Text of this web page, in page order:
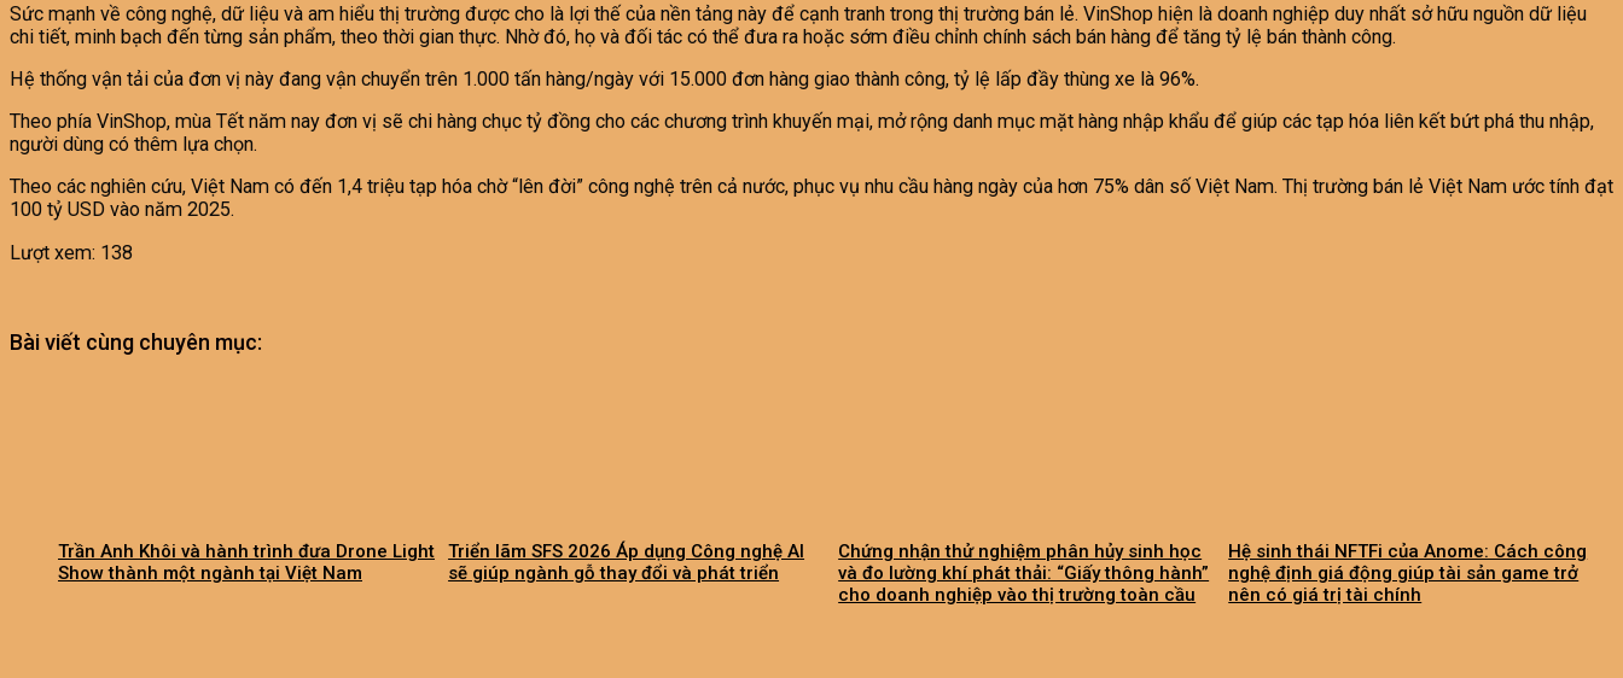
Sức mạnh về công nghệ, dữ liệu và am hiểu thị trường được cho là lợi thế của nền tảng này để cạnh tranh trong thị trường bán lẻ. VinShop hiện là doanh nghiệp duy nhất sở hữu nguồn dữ liệu
chi tiết, minh bạch đến từng sản phẩm, theo thời gian thực. Nhờ đó, họ và đối tác có thể đưa ra hoặc sớm điều chỉnh chính sách bán hàng để tăng tỷ lệ bán thành công.
Hệ thống vận tải của đơn vị này đang vận chuyển trên 1.000 tấn hàng/ngày với 15.000 đơn hàng giao thành công, tỷ lệ lấp đầy thùng xe là 96%.
Theo phía VinShop, mùa Tết năm nay đơn vị sẽ chi hàng chục tỷ đồng cho các chương trình khuyến mại, mở rộng danh mục mặt hàng nhập khẩu để giúp các tạp hóa liên kết bứt phá thu nhập,
người dùng có thêm lựa chọn.
Theo các nghiên cứu, Việt Nam có đến 1,4 triệu tạp hóa chờ “lên đời” công nghệ trên cả nước, phục vụ nhu cầu hàng ngày của hơn 75% dân số Việt Nam. Thị trường bán lẻ Việt Nam ước tính đạt
100 tỷ USD vào năm 2025.
Lượt xem: 138
Bài viết cùng chuyên mục:
Trần Anh Khôi và hành trình đưa Drone Light
Show thành một ngành tại Việt Nam
Triển lãm SFS 2026 Áp dụng Công nghệ AI
sẽ giúp ngành gỗ thay đổi và phát triển
Chứng nhận thử nghiệm phân hủy sinh học
và đo lường khí phát thải: “Giấy thông hành”
cho doanh nghiệp vào thị trường toàn cầu
Hệ sinh thái NFTFi của Anome: Cách công
nghệ định giá động giúp tài sản game trở
nên có giá trị tài chính